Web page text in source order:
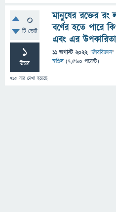
0
টি ভোট
1
উত্তর
715 বার দেখা হয়েছে
মানুষের রক্তের রং
বর্ণের হতে পারে
এবং এর
11 অগাস্ট 2022 "জীববিজ্ঞান"
স্বপ্নিল (7,560 পয়েন্ট)